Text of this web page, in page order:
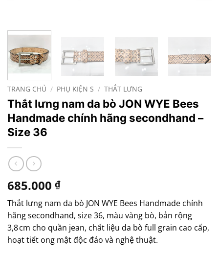
TRANG CHỦ / PHỤ KIỆN S / THẮT LƯNG
Thắt lưng nam da bò JON WYE Bees
Handmade chính hãng secondhand –
Size 36
685.000 ₫
Thắt lưng nam da bò JON WYE Bees Handmade chính
hãng secondhand, size 36, màu vàng bò, bản rộng
3,8 cm cho quần jean, chất liệu da bò full grain cao cấp,
hoạt tiết ong mật độc đáo và nghệ thuật.